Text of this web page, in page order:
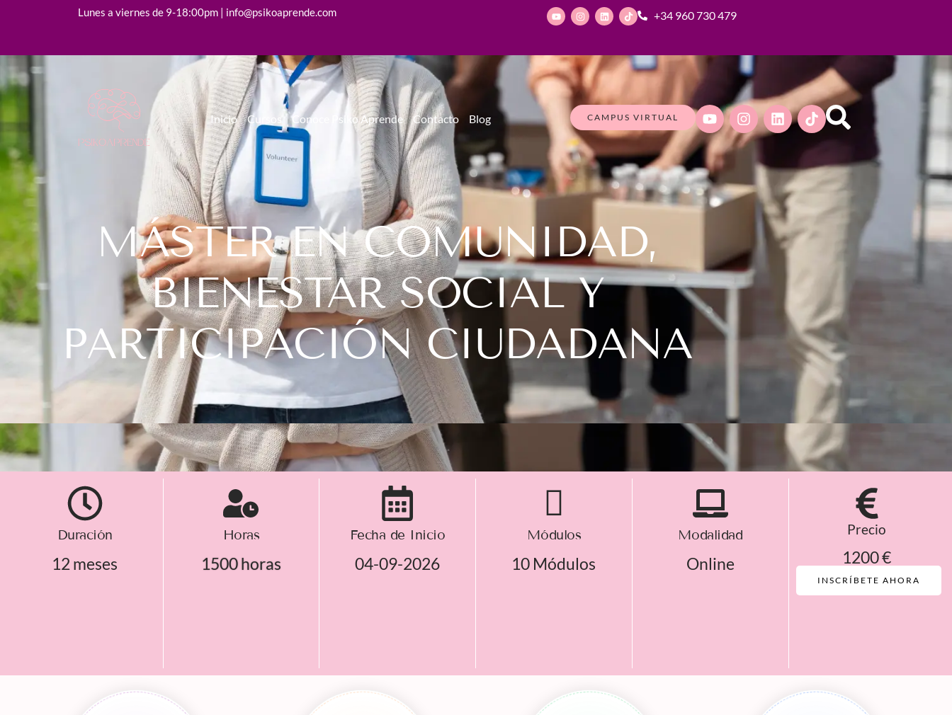
Lunes a viernes de 9-18:00pm | info@psikoaprende.com +34 960 730 479
Inicio Cursos Conoce Psiko Aprende Contacto Blog CAMPUS VIRTUAL
MÁSTER EN COMUNIDAD,
BIENESTAR SOCIAL Y
PARTICIPACIÓN CIUDADANA
Duración
12 meses
Horas
1500 horas
Fecha de Inicio
04-09-2026
Módulos
10 Módulos
Modalidad
Online
Precio
1200 €
INSCRÍBETE AHORA